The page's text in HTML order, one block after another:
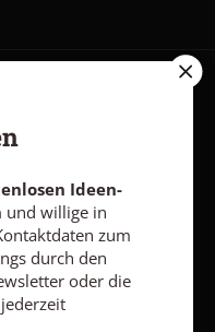
online kündigen
Ideen-
und willige in
zum
durch den
oder die